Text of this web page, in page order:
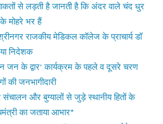
से लड़ती है जानती है कि अंदर वाले चंद धुर
मोहरे भर हैं
राजकीय मेडिकल कॉलेज के प्राचार्य डॉ
निदेशक
के द्वार’ कार्यक्रम के पहले व दूसरे चरण
जनभागीदारी
और बुग्यालों से जुड़े स्थानीय हितों के
का जताया आभार*